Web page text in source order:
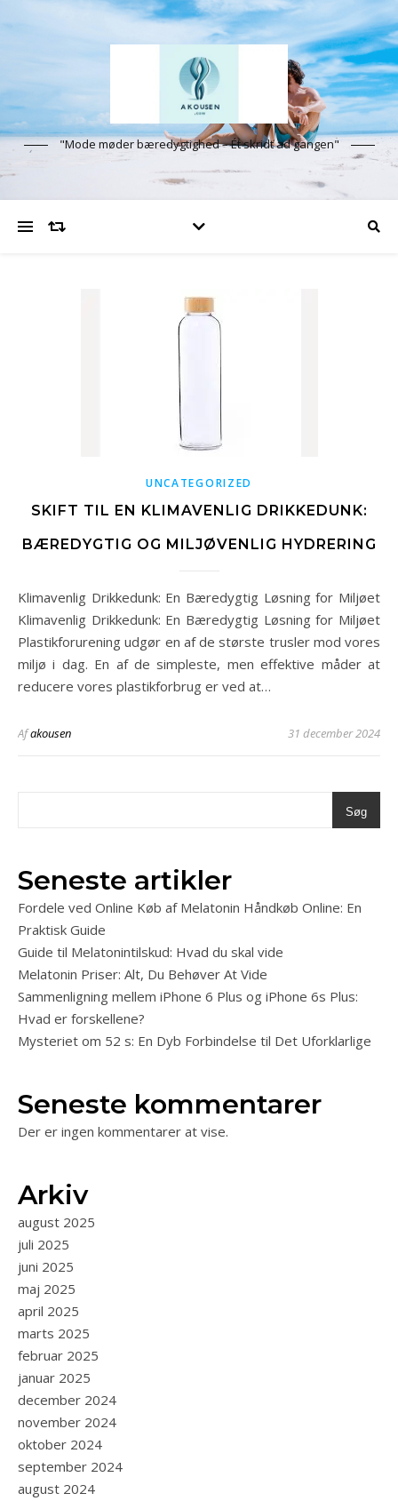
"Mode møder bæredygtighed – Ét skridt ad gangen"
UNCATEGORIZED
SKIFT TIL EN KLIMAVENLIG DRIKKEDUNK:
BÆREDYGTIG OG MILJØVENLIG HYDRERING
Klimavenlig Drikkedunk: En Bæredygtig Løsning for Miljøet
Klimavenlig Drikkedunk: En Bæredygtig Løsning for Miljøet
Plastikforurening udgør en af de største trusler mod vores
miljø i dag. En af de simpleste, men effektive måder at
reducere vores plastikforbrug er ved at…
Afakousen 31 december 2024
Søg
Seneste artikler
Fordele ved Online Køb af Melatonin Håndkøb Online: En
Praktisk Guide
Guide til Melatonintilskud: Hvad du skal vide
Melatonin Priser: Alt, Du Behøver At Vide
Sammenligning mellem iPhone 6 Plus og iPhone 6s Plus:
Hvad er forskellene?
Mysteriet om 52 s: En Dyb Forbindelse til Det Uforklarlige
Seneste kommentarer
Der er ingen kommentarer at vise.
Arkiv
august 2025
juli 2025
juni 2025
maj 2025
april 2025
marts 2025
februar 2025
januar 2025
december 2024
november 2024
oktober 2024
september 2024
august 2024